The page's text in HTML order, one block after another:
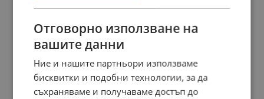
Отговорно използване на
вашите данни
Ние и нашите партньори използваме
бисквитки и подобни технологии, за да
съхраняваме и получаваме достъп до